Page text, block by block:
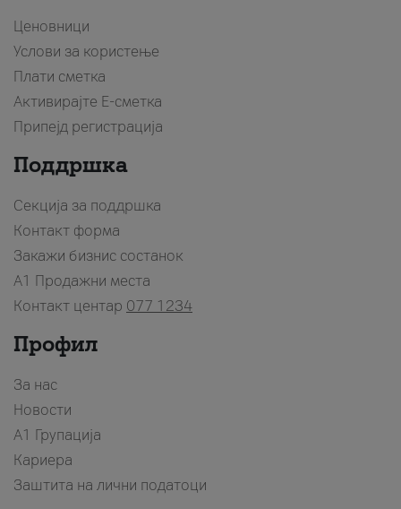
Ценовници
Услови за користење
Плати сметка
Активирајте Е-сметка
Припејд регистрација
Поддршка
Секција за поддршка
Контакт форма
Закажи бизнис состанок
A1 Продажни места
Контакт центар 077 1234
Профил
За нас
Новости
А1 Групација
Кариера
Заштита на лични податоци